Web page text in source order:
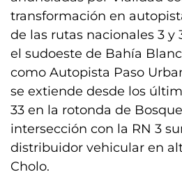
transformación en
de las rutas nacionales 3 y
el sudoeste de Bahía
como Autopista Paso
se extiende desde los
33 en la rotonda de
intersección con la RN 3
distribuidor vehicular en
Cholo.